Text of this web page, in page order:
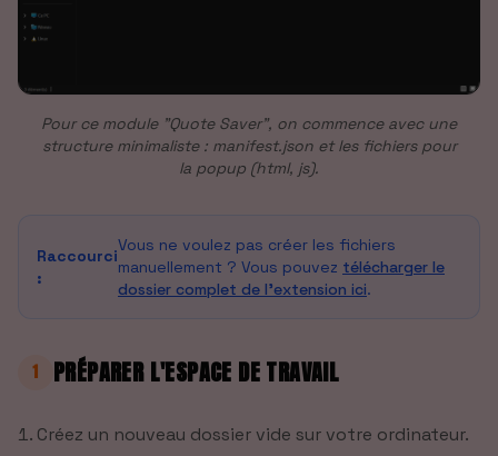
Pour ce module "Quote Saver", on commence avec une
structure minimaliste : manifest.json et les fichiers pour
la popup (html, js).
Raccourci
:
Vous ne voulez pas créer les fichiers
manuellement ? Vous pouvez télécharger le
dossier complet de l'extension ici.
1 PRÉPARER L'ESPACE DE TRAVAIL
Créez un nouveau dossier vide sur votre ordinateur.